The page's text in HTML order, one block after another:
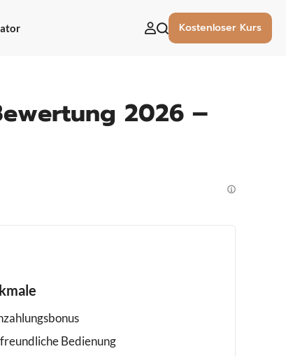
Kostenloser Kurs
2026 –
Bedienung